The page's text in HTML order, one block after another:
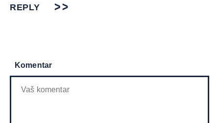
REPLY
Komentar